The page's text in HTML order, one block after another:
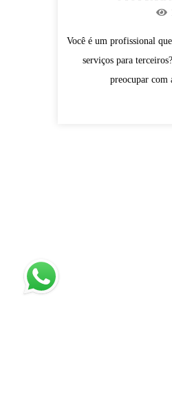
Você é um profissional
serviços para
preocupar com